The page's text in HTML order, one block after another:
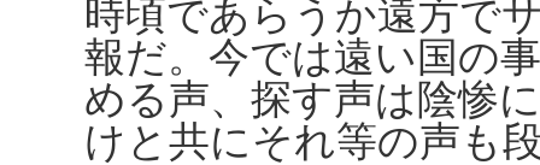
時頃であらうか遠方で
報だ。今では遠い国の
める声、探す声は陰惨
けと共にそれ等の声も